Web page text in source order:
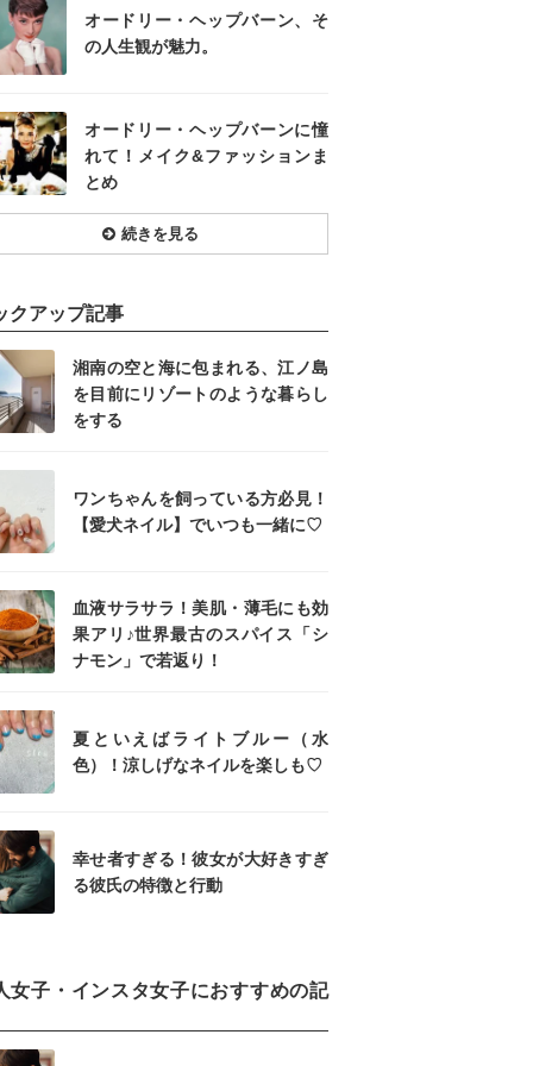
オードリー・ヘップバーン、そ
の人生観が魅力。
オードリー・ヘップバーンに憧
れて！メイク&ファッションま
とめ
続きを見る
クアップ記事
湘南の空と海に包まれる、江ノ島
を目前にリゾートのような暮らし
をする
ワンちゃんを飼っている方必見！
【愛犬ネイル】でいつも一緒に♡
血液サラサラ！美肌・薄毛にも効
果アリ♪世界最古のスパイス「シ
ナモン」で若返り！
夏といえばライトブルー（水
色）！涼しげなネイルを楽しも♡
幸せ者すぎる！彼女が大好きすぎ
る彼氏の特徴と行動
女子・インスタ女子におすすめの記